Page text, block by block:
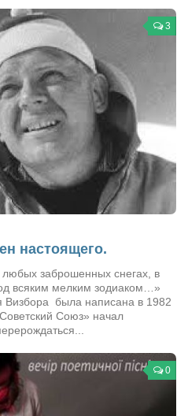
3
настоящего.
заброшенных снегах, в
всяким мелким зодиаком…»
Визбора была написана в 1982
Союз» начал
0